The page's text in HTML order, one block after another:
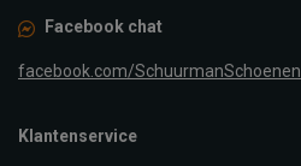
Facebook chat
facebook.com/SchuurmanSchoenen
Klantenservice